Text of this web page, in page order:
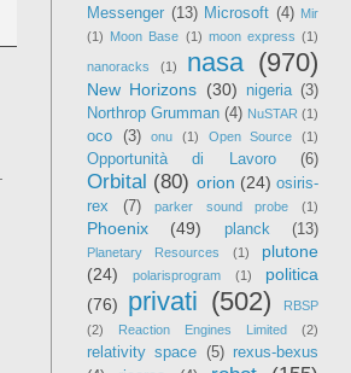
Messenger (13) Microsoft (4) Mir
(1) Moon Base (1) moon express (1)
nanoracks (1) nasa (970)
New Horizons (30) nigeria (3)
Northrop Grumman (4) NuSTAR (1)
oco (3) onu (1) Open Source (1)
Opportunità di Lavoro (6)
Orbital (80) orion (24) osiris-
rex
(7) parker sound probe (1)
Phoenix (49) planck (13)
Planetary Resources (1)
plutone
(24)
polarisprogram (1)
politica
(76)
privati (502)
RBSP
(2)
Reaction Engines Limited (2)
relativity space (5) rexus-bexus